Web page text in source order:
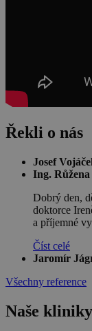
Řekli o nás
Josef
Ing.
Dobrý den,
doktorce
a příjemné
Číst celé
Jaromír
Všechny reference
Naše kliniky